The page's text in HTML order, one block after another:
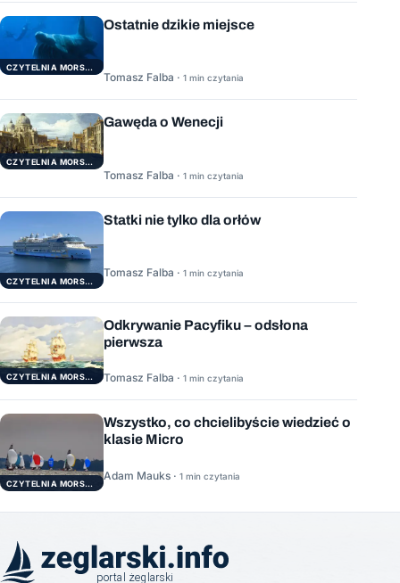
CZYTELNIA MORSKA
Ostatnie dzikie miejsce
Tomasz Falba · 1 min czytania
CZYTELNIA MORSKA
Gawęda o Wenecji
Tomasz Falba · 1 min czytania
CZYTELNIA MORSKA
Statki nie tylko dla orłów
Tomasz Falba · 1 min czytania
CZYTELNIA MORSKA
Odkrywanie Pacyfiku – odsłona
pierwsza
Tomasz Falba · 1 min czytania
CZYTELNIA MORSKA
Wszystko, co chcielibyście wiedzieć o
klasie Micro
Adam Mauks · 1 min czytania